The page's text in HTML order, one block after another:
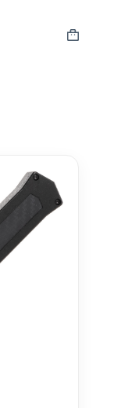
Shopping